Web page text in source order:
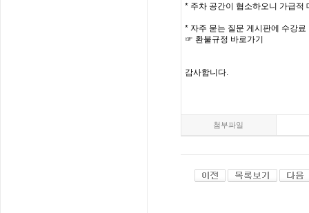
* 주차 공간이 협소하오니 가급적
* 자주 묻는 질문 게시판에 수강료
☞ 환불규정 바로가기
감사합니다.
첨부파일